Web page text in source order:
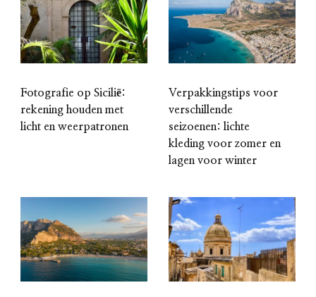
Fotografie op Sicilië:
rekening houden met
licht en weerpatronen
Verpakkingstips voor
verschillende
seizoenen: lichte
kleding voor zomer en
lagen voor winter